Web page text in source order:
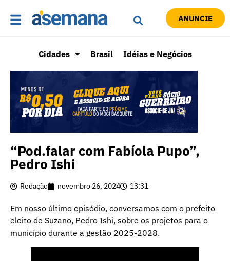
ANUNCIE
Cidades Brasil Idéias e Negócios
“Pod.falar com Fabíola Pupo”,
Pedro Ishi
Redação novembro 26, 2024 13:31
Em nosso último episódio, conversamos com o prefeito
eleito de Suzano, Pedro Ishi, sobre os projetos para o
município durante a gestão 2025-2028.